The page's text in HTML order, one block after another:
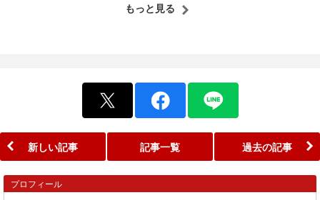
もっと見る
新しい記事 記事一覧 過去の記事
プロフィール